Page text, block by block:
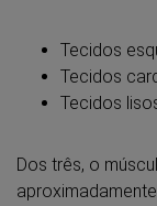
Tecidos
Tecidos
Tecidos
Dos três, o